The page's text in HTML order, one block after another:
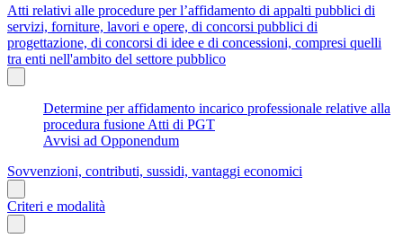
Atti relativi alle procedure per l’affidamento di appalti pubblici di
servizi, forniture, lavori e opere, di concorsi pubblici di
progettazione, di concorsi di idee e di concessioni, compresi quelli
tra enti nell'ambito del settore pubblico
Determine per affidamento incarico professionale relative alla
procedura fusione Atti di PGT
Avvisi ad Opponendum
Sovvenzioni, contributi, sussidi, vantaggi economici
Criteri e modalità